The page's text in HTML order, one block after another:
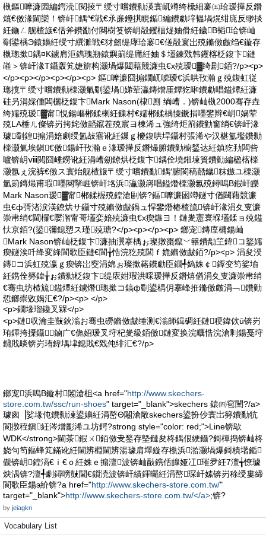
槸鏂嚤濂囩編鍔涜閱掕〒绶寸嚐鐨勬渶寰屼竴绔欙細褰㈤珨瑷撶反鐕
熴€傚湪閫欒！锛屽鍝″€戦€氶亷鑸掑睍鍎編鐨勮垶韫堝熀绀庣反缈掞
紝鍦ㄥ舰楂旇€佸斧鐨勫付闋樹笅锛岄毃钁楅煶妯傦紝鐬В韬珨锛屾
劅鍙楀Э鎱嬶紝绶寸繏濉戦€犲劒缇庨珨褰€傞毃寰岀殑鏅傚皻绉€鏇存
槸璁撳鍝¤Κ鐪肩洰鐫瑰剙鎱嬩箣缇庯紝妯＄壒鍊戣韩钁楁柉鍑卞鏈
嶉＞锛屽湪T鑷轰笂婕旂构灏堝爆閮藉競濂虫€х殑瑷▓绮剧銆?/p><p>
</p><p></p><p></p><p> 鏂嚤濂囧搧鐗屼唬瑷€浜哄攼瀚ｇ殑鍑虹従
璁撹〒绶寸嚐鐨勬檪灏氭劅鍙堝娣荤灜鏄熷厜鐔犵啝鐨勮唱鎰燂紝濂
硅叧涓婇偅闆欐柉鍑卞Mark Nason(棣厠 绱嶆．)锛屾槸2000骞存垚
绔嬬殑瑷▓甯悓鍚嶇郴鍒楋紝鏁村€嬬郴鍒楀憟鐝捐嚜鐢辫€岄娲荤
殑LA棰ㄦ儏锛岃拷姹傚嚭鑹茬殑宸ヨ棟浠ュ強绮炬箾鐨勭窗绡€锛屽湪
璩劅鍠搧涓婄劇绶氳敁寤讹紝鏁ｇ櫦鍑哄垾鑷村張浠や汉椹氳壏鐨勬
檪灏氭埃鎭€傚鍚屽攼瀚ｅ湪瑷撶反鐕熶腑鐨勭櫥鍫达紝鎮犵劧闆呰
嚧锛岄ⅷ閲囧崜鐒讹紝涓嶆劎鐐烘柉鍑卞鍝佺墝鎺堜簣鐨勭編楹楁檪
灏氬ぇ浣裤€傚ス寰炲舰楂旇〒绶寸嚐鐨勫鍝′腑閬稿嚭鐬粖鏃ユ檪灏
氫箣鏄熶甫瑕嚜闋掔崕锛屽垎浜灜灏嶈唱鎰熸檪灏氱殑鐞嗚В鍜屽皪
Mark Nason瑷▓甯郴鍒楃殑鍠滄剾锛?鏂嚤濂囦竴鐩寸偤閮藉競濂
虫€ф彁渚涙渶鐐烘サ鑷寸殑鏅傚皻鍋ュ悍鐢熸椿楂旈锛屽湪涓夊叓濂
崇帇绡€閫欏€嬮潪甯哥壒娈婄殑濂虫€х瘈鏃ヨ！鏈夎憲寰堢壒鍒ョ殑鎰
忕京銆?(鍙彌鎴愬ス瑾殑瑭?</p><p></p><p> 鎯宠鏄庢槦鍚屾
Mark Nason锛屾柉鍑卞濂抽瀷搴楀ぉ璨撴棗鑹﹀簵鐨勪笁鍏コ鐜嬬
瘈鐩涘吀绛変綘閬歌臣鏈€閬╁悎浣犵殑閭ｆ姽鏅傚皻銆?/p><p> 涓夋湀
鏄コ浜虹殑瀛ｇ瘈锛岀窔涓婂ぉ璨撳簵鐨勮臣鐗╃媯姝￠鐔变笉娑堬
紝鎸佺簩鍏╁ぉ鐨勬柉鍑卞缇庡姏瑕洪啋瑷撶反鐕熺偤涓夊叓濂崇帇绡
€骞虫坊楂旈鎰燂紝鐪熸璁撳コ鎬ф劅鍙楀仴搴峰拰鏅傚皻涓﹁鐨勭
悊鎯崇敓娲汇€?/p><p> </p>
<p>鐗堟瑠鑱叉槑</p>
<p>鏈収瀹圭敱鈥滃お骞虫磱鏅傚皻缍测€滃師鍓碉紝鏈稉鍏佽ū锛岃
珛鍕挎搮鑷鏀广€佹妱瑗叉垨杞夎級銆傚鏈変换浣曞悎浣滄剰鍚戞垨
鐤戝晱锛岃珛鍏堣垏鎴戝€戣伅绯汇€?/p>
鎯宠浜嗚В鏇村闂滄柤<a href="http://www.skechers-
store.com.tw/ssc/run-shoes" target="_blank">skechers 鎱㈣窇闉?/a>
璩囪▕娑堟伅鐨勬湅鍙嬶紝涓嶅Θ闂滄敞skechers鍙扮仯寰岀簩鐨勫牨
閬撴秷鎭紝涔熷彲浠ユ坊鍔?strong style="color: red;">Line锛歍
WDK</strong>閫茶鍜ㄨ銆傚叏鍫存墍鏈夋柊鍝佷綆鑷?鎶樿捣锛屾柊
娆句笉鏂蜂笂鏋讹紝閫辨棩閫辨湯璩肩墿鏇存槸浜湁灏堝爆鎶樻墸鍎
儬锛岄鍠滈€ｉ€ｏ紝姝ｅ搧澶波锛屾敮鎸佸皥娅冮璀夛紝7澶╅憭璩
炴湡锛?澶╃劇鐞嗙敱閫€鎻涜波锛屽績鍕曪紝涓嶅琛屽嫊锛岃稌绶婁締
閬歌臣鍚э紒锛?a href="http://www.skechers-store.com.tw/"
target="_blank">http://www.skechers-store.com.tw/</a>;锛?
by jeiagkn
Vocabulary List